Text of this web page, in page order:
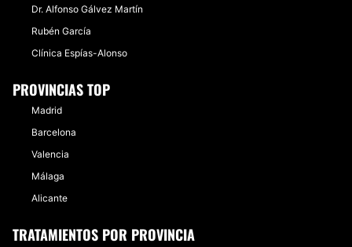
Dr. Alfonso Gálvez Martín
Rubén García
Clínica Espías-Alonso
PROVINCIAS TOP
Madrid
Barcelona
Valencia
Málaga
Alicante
TRATAMIENTOS POR PROVINCIA